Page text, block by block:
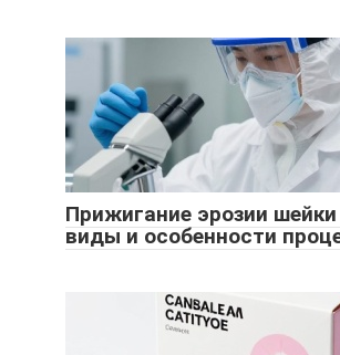
Прижигание эрозии
виды и особенности